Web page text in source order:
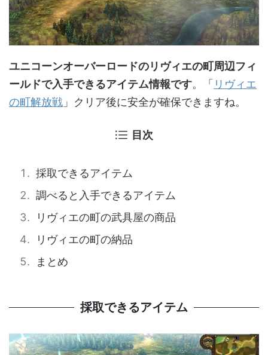
ユニコーンオーバーロードのリヴィエの町周辺フィ
ールドで入手できるアイテム情報です。「 リヴィエ
の町解放戦 」クリア後に安全が確保できますね。
目次
採取できるアイテム
調べると入手できるアイテム
リヴィエの町の武具屋の商品
リヴィエの町の納品
まとめ
採取できるアイテム